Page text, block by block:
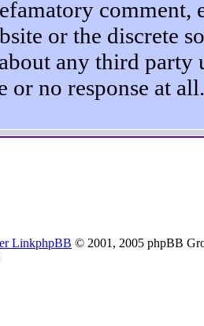
or the discrete
any third party
or no response at all.
phpBB © 2001, 2005 phpBB